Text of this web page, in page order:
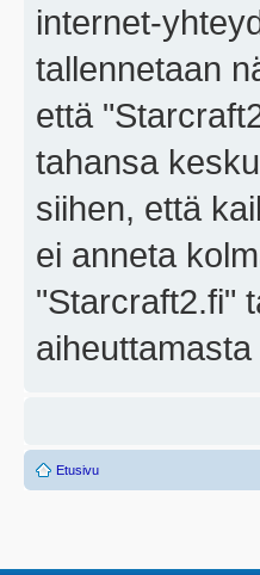
internet-
tallennetaan
että
tahansa
siihen, että
ei anneta
"Starcraft2.fi"
Etusivu